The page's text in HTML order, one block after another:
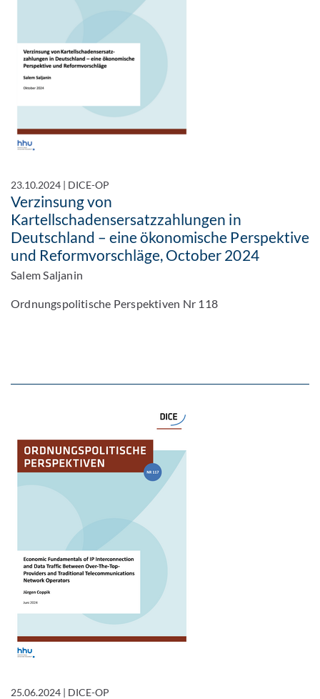
23.10.2024 | DICE-OP
Verzinsung von
Kartellschadensersatzzahlungen in
Deutschland – eine ökonomische Perspektive
und Reformvorschläge, October 2024
Salem Saljanin
Ordnungspolitische Perspektiven Nr 118
25.06.2024 | DICE-OP